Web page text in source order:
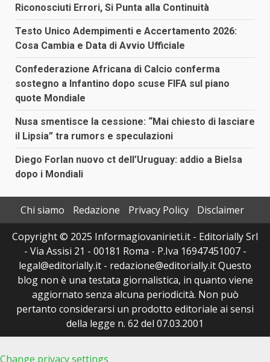
Riconosciuti Errori, Si Punta alla Continuità
Testo Unico Adempimenti e Accertamento 2026:
Cosa Cambia e Data di Avvio Ufficiale
Confederazione Africana di Calcio conferma
sostegno a Infantino dopo scuse FIFA sul piano
quote Mondiale
Nusa smentisce la cessione: “Mai chiesto di lasciare
il Lipsia” tra rumors e speculazioni
Diego Forlan nuovo ct dell’Uruguay: addio a Bielsa
dopo i Mondiali
Chi siamo Redazione Privacy Policy
Disclaimer
Copyright © 2025 Informagiovanirieti.it - Editorially Srl
- Via Assisi 21 - 00181 Roma - P.Iva 16947451007 -
legal@editorially.it - redazione@editorially.it Questo
blog non è una testata giornalistica, in quanto viene
aggiornato senza alcuna periodicità. Non può
pertanto considerarsi un prodotto editoriale ai sensi
della legge n. 62 del 07.03.2001
Change privacy settings